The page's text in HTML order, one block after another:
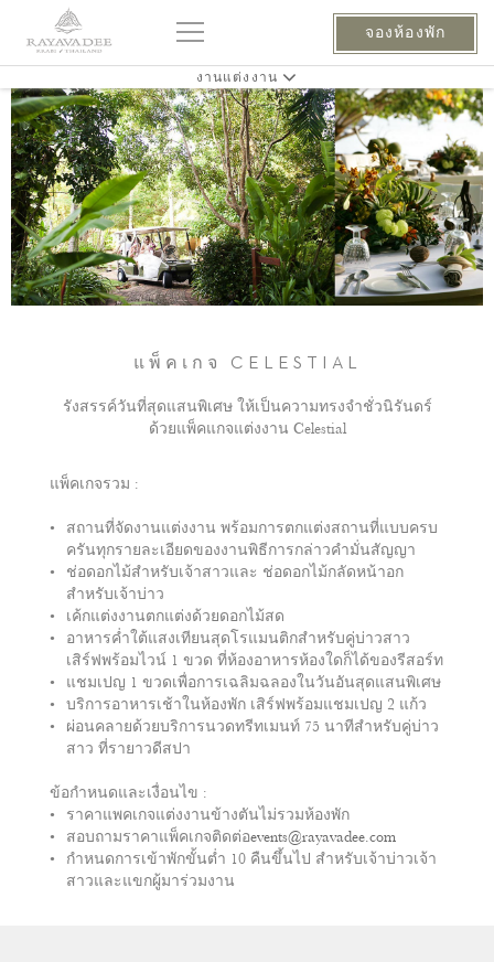
จองห้องพัก
งานแต่งงาน
แพ็คเกจ CELESTIAL
รังสรรค์วันที่สุดแสนพิเศษ ให้เป็นความทรงจำชั่วนิรันดร์
ด้วยแพ็คแกจแต่งงาน Celestial
แพ็คเกจรวม :
สถานที่จัดงานแต่งงาน พร้อมการตกแต่งสถานที่แบบครบ
ครันทุกรายละเอียดของงานพิธีการกล่าวคำมั่นสัญญา
ช่อดอกไม้สำหรับเจ้าสาวและ ช่อดอกไม้กลัดหน้าอก
สำหรับเจ้าบ่าว
เค้กแต่งงานตกแต่งด้วยดอกไม้สด
อาหารค่ำใต้แสงเทียนสุดโรแมนติกสำหรับคู่บ่าวสาว
เสิร์ฟพร้อมไวน์ 1 ขวด ที่ห้องอาหารห้องใดก็ได้ของรีสอร์ท
แชมเปญ 1 ขวดเพื่อการเฉลิมฉลองในวันอันสุดแสนพิเศษ
บริการอาหารเช้าในห้องพัก เสิร์ฟพร้อมแชมเปญ 2 แก้ว
ผ่อนคลายด้วยบริการนวดทรีทเมนท์ 75 นาทีสำหรับคู่บ่าว
สาว ที่รายาวดีสปา
ข้อกำหนดและเงื่อนไข :
ราคาแพคเกจแต่งงานข้างตันไม่รวมห้องพัก
สอบถามราคาแพ็คเกจติดต่อevents@rayavadee.com
กำหนดการเข้าพักขั้นต่ำ 10 คืนขึ้นไป สำหรับเจ้าบ่าวเจ้า
สาวและแขกผู้มาร่วมงาน